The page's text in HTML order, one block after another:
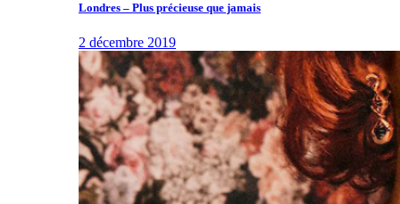
Londres – Plus précieuse que jamais
2 décembre 2019